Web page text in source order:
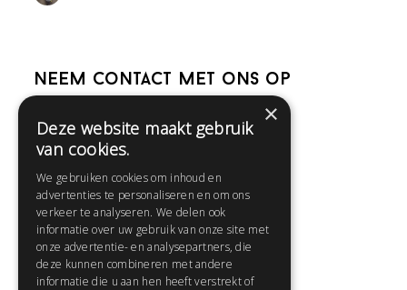
Neem contact met ons op
Help
Contact
Huisregels
Snel naar:
×
Deze website maakt gebruik
van cookies.
We gebruiken cookies om inhoud en
advertenties te personaliseren en om ons
verkeer te analyseren. We delen ook
informatie over uw gebruik van onze site met
onze advertentie- en analysepartners, die
deze kunnen combineren met andere
informatie die u aan hen heeft verstrekt of